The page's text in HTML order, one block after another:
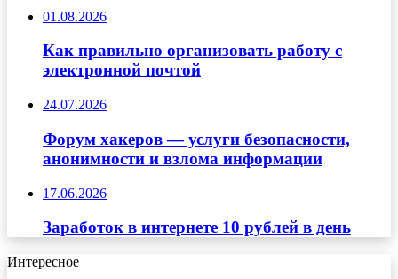
01.08.2026
Как правильно организовать работу с
электронной почтой
24.07.2026
Форум хакеров — услуги безопасности,
анонимности и взлома информации
17.06.2026
Заработок в интернете 10 рублей в день
Интересное